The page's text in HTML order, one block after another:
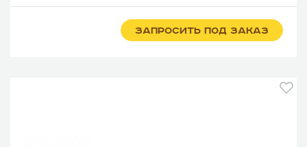
ЗАПРОСИТЬ ПОД ЗАКАЗ